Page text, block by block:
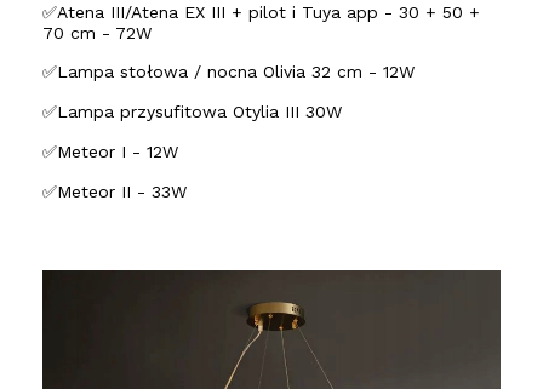
✅Atena III/Atena EX III + pilot i Tuya app - 30 + 50 +
70 cm - 72W
✅Lampa stołowa / nocna Olivia 32 cm - 12W
✅Lampa przysufitowa Otylia III 30W
✅Meteor I - 12W
✅Meteor II - 33W